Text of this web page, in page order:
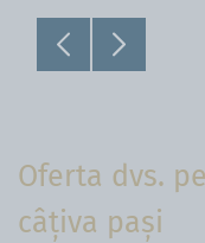
Oferta dvs.
câțiva pași